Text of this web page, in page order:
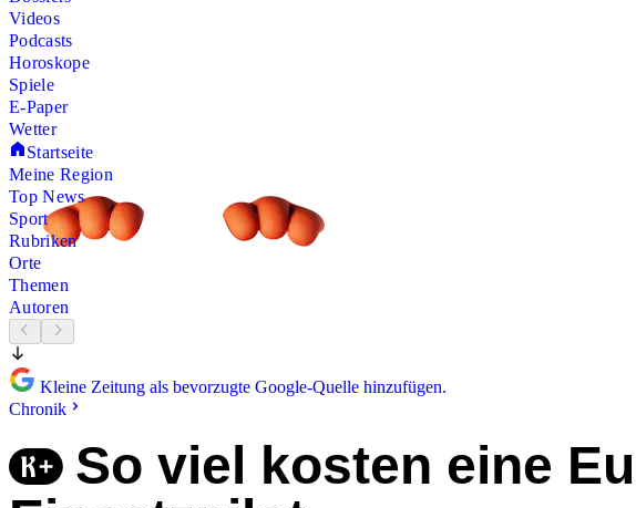
Videos
Podcasts
Horoskope
Spiele
E-Paper
Wetter
Startseite
Meine Region
Top News
Sport
Rubriken
Orte
Themen
Autoren
Kleine Zeitung als bevorzugte Google-Quelle hinzufügen.
Chronik
So viel kosten eine